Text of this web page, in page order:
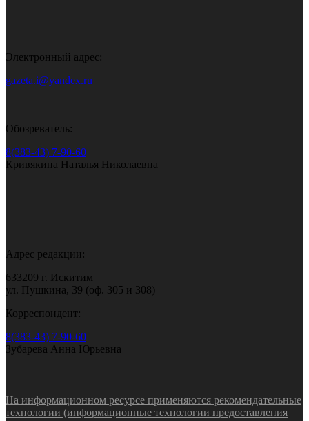
Электронный адрес:
gazeta.i@yandex.ru
Обозреватель:
8(383-43) 7-90-60
Кривякина Наталья Николаевна
Адрес редакции:
633209 г. Искитим
ул. Пушкина, 39 (оф. 305 и 308)
Корреспондент:
8(383-43) 7-90-60
Зубарева Анна Юрьевна
На информационном ресурсе применяются рекомендательные
технологии (информационные технологии предоставления